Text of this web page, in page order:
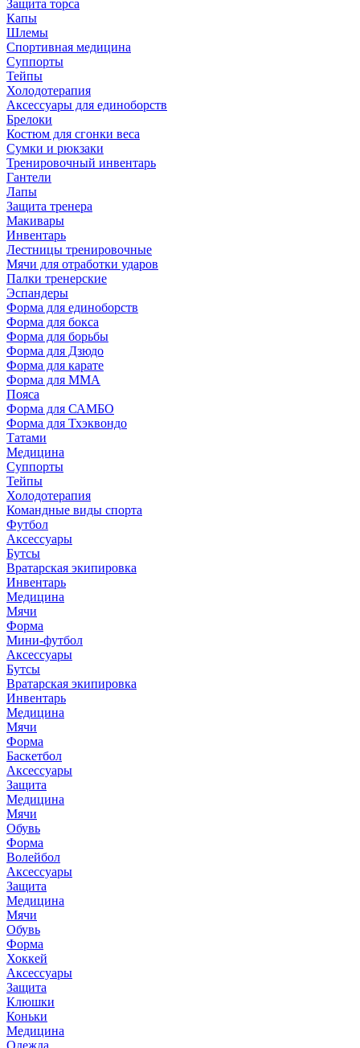
Защита торса
Капы
Шлемы
Спортивная медицина
Суппорты
Тейпы
Холодотерапия
Аксессуары для единоборств
Брелоки
Костюм для сгонки веса
Сумки и рюкзаки
Тренировочный инвентарь
Гантели
Лапы
Защита тренера
Макивары
Инвентарь
Лестницы тренировочные
Мячи для отработки ударов
Палки тренерские
Эспандеры
Форма для единоборств
Форма для бокса
Форма для борьбы
Форма для Дзюдо
Форма для карате
Форма для MMA
Пояса
Форма для САМБО
Форма для Тхэквондо
Татами
Медицина
Суппорты
Тейпы
Холодотерапия
Командные виды спорта
Футбол
Аксессуары
Бутсы
Вратарская экипировка
Инвентарь
Медицина
Мячи
Форма
Мини-футбол
Аксессуары
Бутсы
Вратарская экипировка
Инвентарь
Медицина
Мячи
Форма
Баскетбол
Аксессуары
Защита
Медицина
Мячи
Обувь
Форма
Волейбол
Аксессуары
Защита
Медицина
Мячи
Обувь
Форма
Хоккей
Аксессуары
Защита
Клюшки
Коньки
Медицина
Одежда